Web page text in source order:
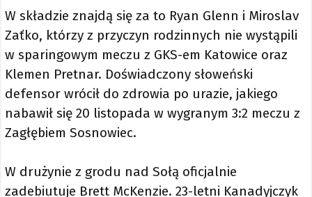
W składzie znajdą się za to Ryan Glenn i Miroslav
Zaťko, którzy z przyczyn rodzinnych nie wystąpili
w sparingowym meczu z GKS-em Katowice oraz
Klemen Pretnar. Doświadczony słoweński
defensor wrócił do zdrowia po urazie, jakiego
nabawił się 20 listopada w wygranym 3:2 meczu z
Zagłębiem Sosnowiec.
W drużynie z grodu nad Sołą oficjalnie
zadebiutuje Brett McKenzie. 23-letni Kanadyjczyk